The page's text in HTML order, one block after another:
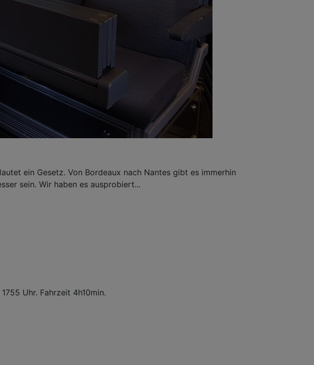
ein Gesetz. Von Bordeaux nach Nantes gibt es immerhin
sein. Wir haben es ausprobiert...
Uhr. Fahrzeit 4h10min.